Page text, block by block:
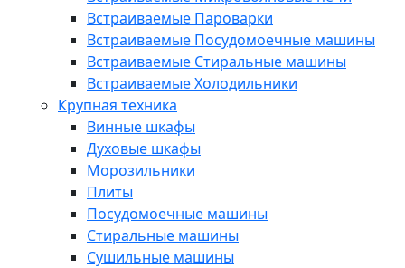
Встраиваемые Пароварки
Встраиваемые Посудомоечные машины
Встраиваемые Стиральные машины
Встраиваемые Холодильники
Крупная техника
Винные шкафы
Духовые шкафы
Морозильники
Плиты
Посудомоечные машины
Стиральные машины
Сушильные машины